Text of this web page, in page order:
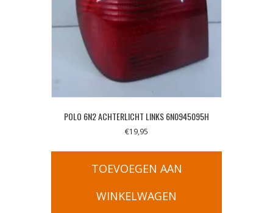
POLO 6N2 ACHTERLICHT LINKS 6N0945095H
€19,95
TOEVOEGEN AAN
WINKELWAGEN